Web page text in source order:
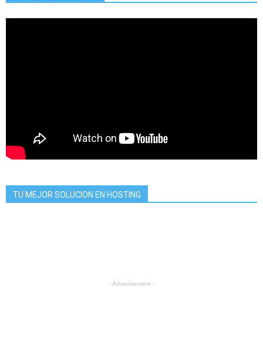
TU MEJOR SOLUCION EN HOSTING
- Advertisement -